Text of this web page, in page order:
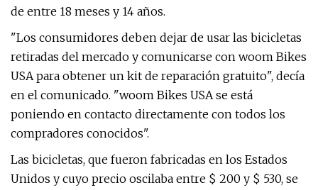
de entre 18 meses y 14 años.
"Los consumidores deben dejar de usar las bicicletas
retiradas del mercado y comunicarse con woom Bikes
USA para obtener un kit de reparación gratuito", decía
en el comunicado. "woom Bikes USA se está
poniendo en contacto directamente con todos los
compradores conocidos".
Las bicicletas, que fueron fabricadas en los Estados
Unidos y cuyo precio oscilaba entre $ 200 y $ 530, se